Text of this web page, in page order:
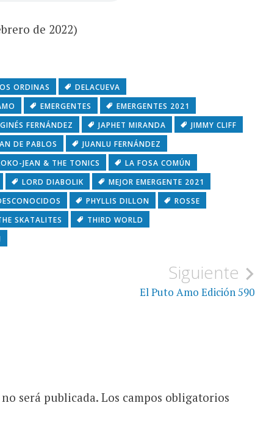
de 2022)
ORDINAS
DELACUEVA
EMERGENTES
EMERGENTES 2021
GINÉS FERNÁNDEZ JAPHET MIRANDA
JIMMY CLIFF
DE PABLOS
JUANLU FERNÁNDEZ
JEAN & THE TONICS
LA FOSA COMÚN
LORD DIABOLIK
MEJOR EMERGENTE 2021
PHYLLIS DILLON
ROSSE
SKATALITES
THIRD WORLD
Siguiente
El Puto Amo Edición 590
será publicada. Los campos obligatorios